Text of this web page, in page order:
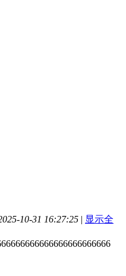
10-31 16:27:25 | 显示全